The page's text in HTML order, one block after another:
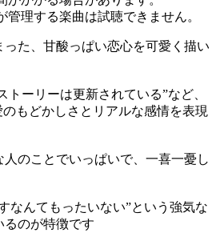
理する楽曲は試聴できません。
た、甘酸っぱい恋心を可愛く描い
トーリーは更新されている”など、
もどかしさとリアルな感情を表現
のことでいっぱいで、一喜一憂し
なんてもったいない”という強気な
るのが特徴です